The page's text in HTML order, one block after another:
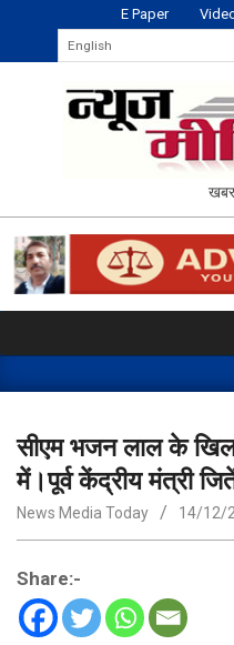
content
E Paper
MEDIA
TODAY
खबर
Navigation
सीएम भजन लाल के
में।पूर्व केंद्रीय मंत्री
News Media Today 14/12/
Share:-